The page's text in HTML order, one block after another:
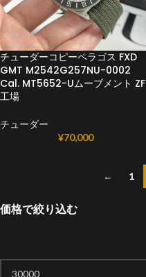
価格で絞り込む
チューダーコピーペラゴス FXD
GMT M2542G257NU-0002
Cal. MT5652-Uムーブメント ZF
工場
チューダー
¥70,000
← 1